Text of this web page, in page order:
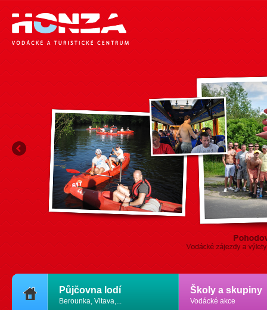
Půjčovna lodí
Berounka, Vltava,...
Školy a skupiny
Vodácké akce